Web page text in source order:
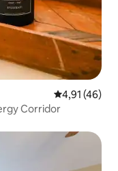
4,91 av 5 i
4,91 (46)
Corridor